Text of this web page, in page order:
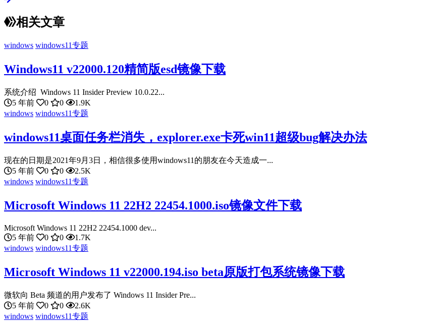
相关文章
windows windows11专题
Windows11 v22000.120精简版esd镜像下载
系统介绍 Windows 11 Insider Preview 10.0.22...
5 年前
0 0
1.9K
windows windows11专题
windows11桌面任务栏消失，explorer.exe卡死win11超级bug解决办法
现在的日期是2021年9月3日，相信很多使用windows11的朋友在今天造成一...
5 年前
0 0
2.5K
windows windows11专题
Microsoft Windows 11 22H2 22454.1000.iso镜像文件下载
Microsoft Windows 11 22H2 22454.1000 dev...
5 年前
0 0
1.7K
windows windows11专题
Microsoft Windows 11 v22000.194.iso beta原版打包系统镜像下载
微软向 Beta 频道的用户发布了 Windows 11 Insider Pre...
5 年前
0 0
2.6K
windows windows11专题